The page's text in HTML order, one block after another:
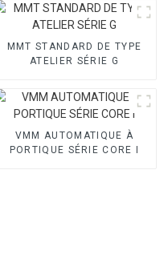
MMT STANDARD DE TYPE
ATELIER SÉRIE G
VMM AUTOMATIQUE À
PORTIQUE SÉRIE CORE I